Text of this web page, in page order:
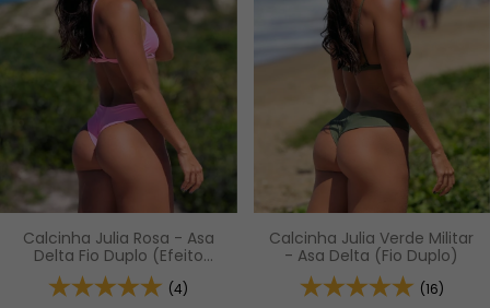
Calcinha Julia Rosa - Asa
Delta Fio Duplo (Efeito
Levanta)
(4)
Calcinha Julia Verde Militar
- Asa Delta (Fio Duplo)
(16)